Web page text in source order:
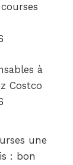
à
Costco
une
: bon